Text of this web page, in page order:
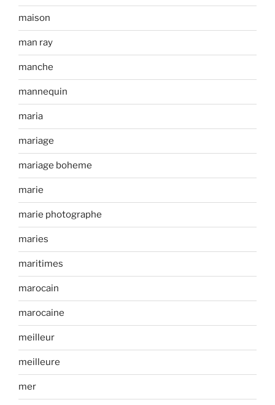
maison
man ray
manche
mannequin
maria
mariage
mariage boheme
marie
marie photographe
maries
maritimes
marocain
marocaine
meilleur
meilleure
mer